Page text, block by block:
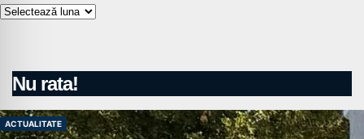
Arhive
Nu rata!
ACTUALITATE